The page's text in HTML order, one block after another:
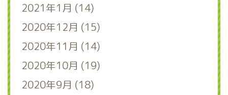
2021年1月 (14)
2020年12月 (15)
2020年11月 (14)
2020年10月 (19)
2020年9月 (18)